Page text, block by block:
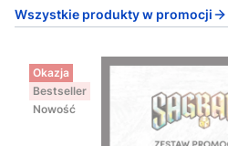
Wszystkie produkty w promocji
Okazja
Bestseller
Nowość